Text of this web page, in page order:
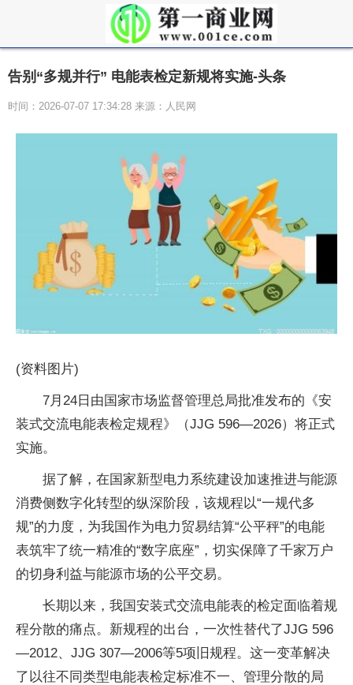
告别“多规并行” 电能表检定新规将实施-头条
时间：2026-07-07 17:34:28 来源：人民网
(资料图片)
7月24日由国家市场监督管理总局批准发布的《安
装式交流电能表检定规程》（JJG 596—2026）将正式
实施。
据了解，在国家新型电力系统建设加速推进与能源
消费侧数字化转型的纵深阶段，该规程以“一规代多
规”的力度，为我国作为电力贸易结算“公平秤”的电能
表筑牢了统一精准的“数字底座”，切实保障了千家万户
的切身利益与能源市场的公平交易。
长期以来，我国安装式交流电能表的检定面临着规
程分散的痛点。新规程的出台，一次性替代了JJG 596
—2012、JJG 307—2006等5项旧规程。这一变革解决
了以往不同类型电能表检定标准不一、管理分散的局